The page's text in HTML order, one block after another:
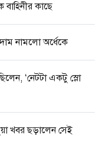
বাহিনীর কাছে
নামলো অর্ধেকে
‘নেটটা একটু স্লো
খবর ছড়ালেন সেই